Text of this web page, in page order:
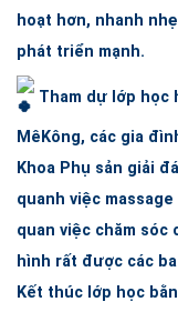
hoạt hơn, nhanh
phát triển mạnh.
Tham dự lớp học
MêKông, các gia
Khoa Phụ sản giải
quanh việc
quan việc chăm sóc
hình rất được các
Kết thúc lớp học